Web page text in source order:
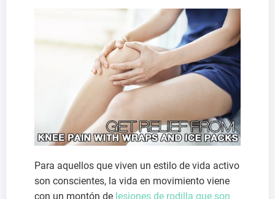
Para aquellos que viven un estilo de vida activo
son conscientes, la vida en movimiento viene
con un montón de lesiones de rodilla que son